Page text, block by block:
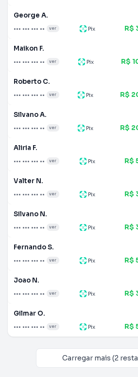
George A.
••• ••• ••• •• ver Pix R$
Maikon F.
••• ••• ••• •• ver Pix R$
Roberto C.
••• ••• ••• •• ver Pix R$
Silvano A.
••• ••• ••• •• ver Pix R$
Aliria F.
••• ••• ••• •• ver Pix R$
Valter N.
••• ••• ••• •• ver Pix R$
Silvano N.
••• ••• ••• •• ver Pix R$
Fernando S.
••• ••• ••• •• ver Pix R$
Joao N.
••• ••• ••• •• ver Pix R$
Gilmar O.
••• ••• ••• •• ver Pix R$
Carregar mais (2